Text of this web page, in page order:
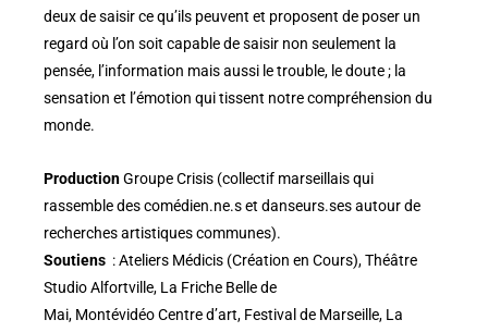
deux de saisir ce qu’ils peuvent et proposent de poser un
regard où l’on soit capable de saisir non seulement la
pensée, l’information mais aussi le trouble, le doute ; la
sensation et l’émotion qui tissent notre compréhension du
monde.
ProductionGroupe Crisis (collectif marseillais qui
rassemble des comédien.ne.s et danseurs.ses autour de
recherches artistiques communes).
Soutiens : Ateliers Médicis (Création en Cours), Théâtre
Studio Alfortville, La Friche Belle de
Mai, Montévidéo Centre d’art, Festival de Marseille, La